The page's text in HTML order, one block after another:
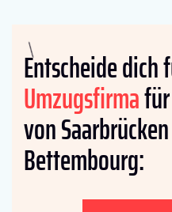
Entscheide dich
Umzugsfirma
von
Bettembourg: